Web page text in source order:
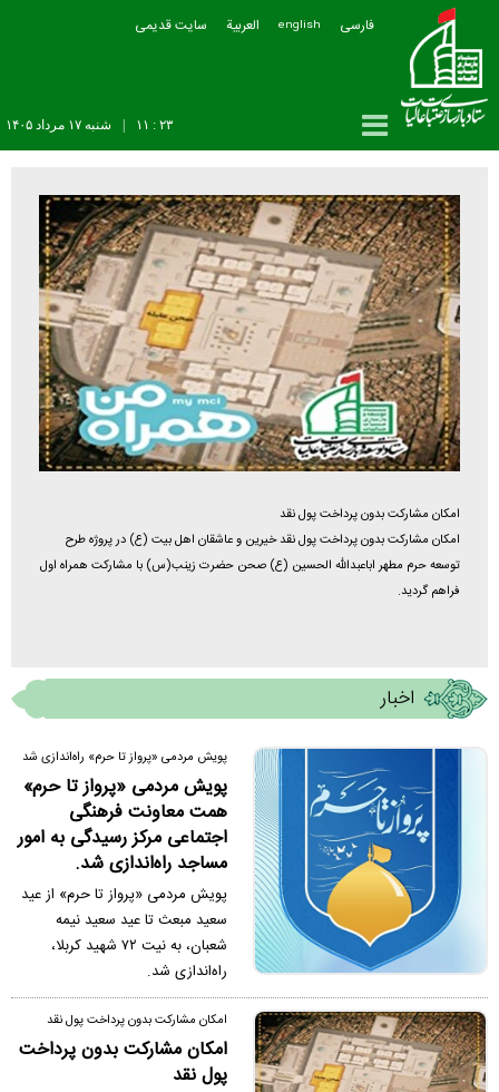
فارسی english العربیة سایت قدیمی
شنبه ۱۷ مرداد ۱۴۰۵ ۲۳ : ۱۱
امکان مشارکت بدون پرداخت پول نقد
امکان مشارکت بدون پرداخت پول نقد خیرین و عاشقان اهل بیت (ع) در پروژه طرح
توسعه حرم مطهر اباعبدالله الحسین (ع) صحن حضرت زینب(س) با مشارکت همراه اول
فراهم گردید.
اخبار
پویش مردمی «پرواز تا حرم» راه‌اندازی شد
پویش مردمی «پرواز تا حرم»
همت معاونت فرهنگی
اجتماعی مرکز رسیدگی به امور
مساجد راه‌اندازی شد.
پویش مردمی «پرواز تا حرم» از عید
سعید مبعث تا عید سعید نیمه
شعبان، به نیت ۷۲ شهید کربلا،
راه‌اندازی شد.
امکان مشارکت بدون پرداخت پول نقد
امکان مشارکت بدون پرداخت
پول نقد